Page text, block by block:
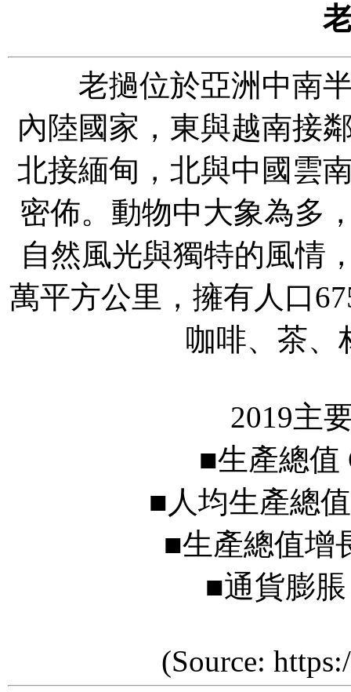
老撾位於亞洲中南半
內陸國家，東與越南接
北接緬甸，北與中國雲
密佈。動物中大象為多
自然風光與獨特的風情
萬平方公里，擁有人口
咖啡、茶、
2019主要
■生產總值
■人均生產總值
■生產總值增長
■通貨膨脹
(Source: